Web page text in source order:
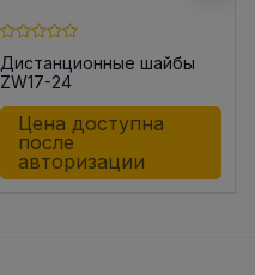
Дистанционные шайбы
ZW17-24
Цена доступна
после
авторизации